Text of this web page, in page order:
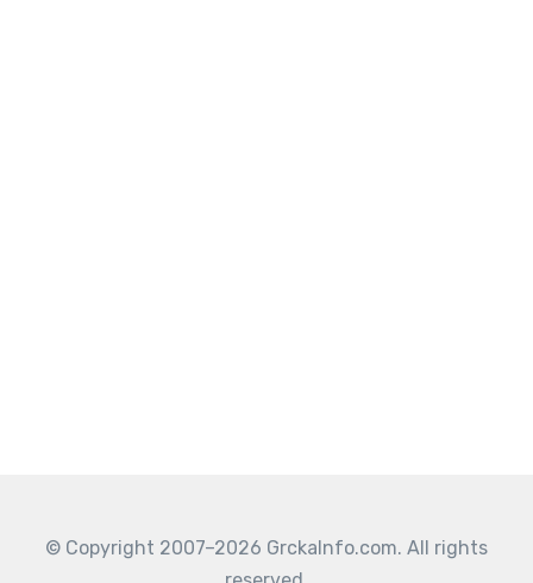
© Copyright 2007–2026 GrckaInfo.com. All rights